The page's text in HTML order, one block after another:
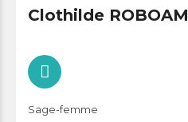
Clothilde ROBOAM
Sage-femme